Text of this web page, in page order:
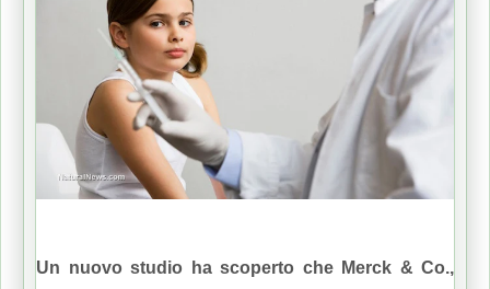
Un nuovo studio ha scoperto che Merck & Co.,